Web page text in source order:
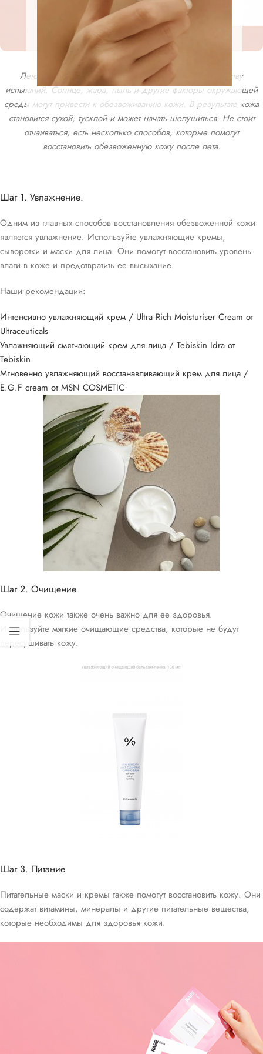
Лето — время, когда наша кожа подвергается множеству
испытаний. Солнце, жара, пыль и другие факторы окружающей
среды могут привести к обезвоживанию кожи. В результате кожа
становится сухой, тусклой и может начать шелушиться. Не стоит
отчаиваться, есть несколько способов, которые помогут
восстановить обезвоженную кожу после лета.
Шаг 1. Увлажнение.
Одним из главных способов восстановления обезвоженной кожи
является увлажнение. Используйте увлажняющие кремы,
сыворотки и маски для лица. Они помогут восстановить уровень
влаги в коже и предотвратить ее высыхание.
Наши рекомендации:
Интенсивно увлажняющий крем / Ultra Rich Moisturiser Cream от
Ultraceuticals
Увлажняющий смягчающий крeм для лица / Tebiskin Idra от
Tebiskin
Мгновенно увлажняющий восстанавливающий крем для лица /
E.G.F cream от MSN COSMETIC
Шаг 2. Очищение
Очищение кожи также очень важно для ее здоровья.
Используйте мягкие очищающие средства, которые не будут
пересушивать кожу.
Шаг 3. Питание
Питательные маски и кремы также помогут восстановить кожу. Они
содержат витамины, минералы и другие питательные вещества,
которые необходимы для здоровья кожи.